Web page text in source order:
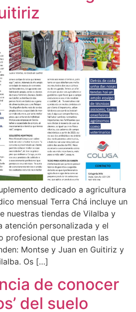
dedicado a agricultura
mensual Terra Chá incluye un
nuestras tiendas de Vilalba y
atención personalizada y el
profesional que prestan las
Montse y Juan en Guitiriz y
Os […]
de conocer
del suelo